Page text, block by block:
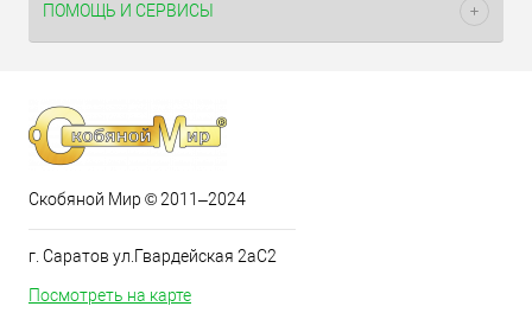
ПОМОЩЬ И СЕРВИСЫ
Скобяной Мир © 2011–2024
г. Саратов ул.Гвардейская 2аС2
Посмотреть на карте